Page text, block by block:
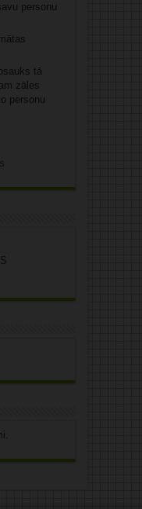
personu
tā
zāles
personu